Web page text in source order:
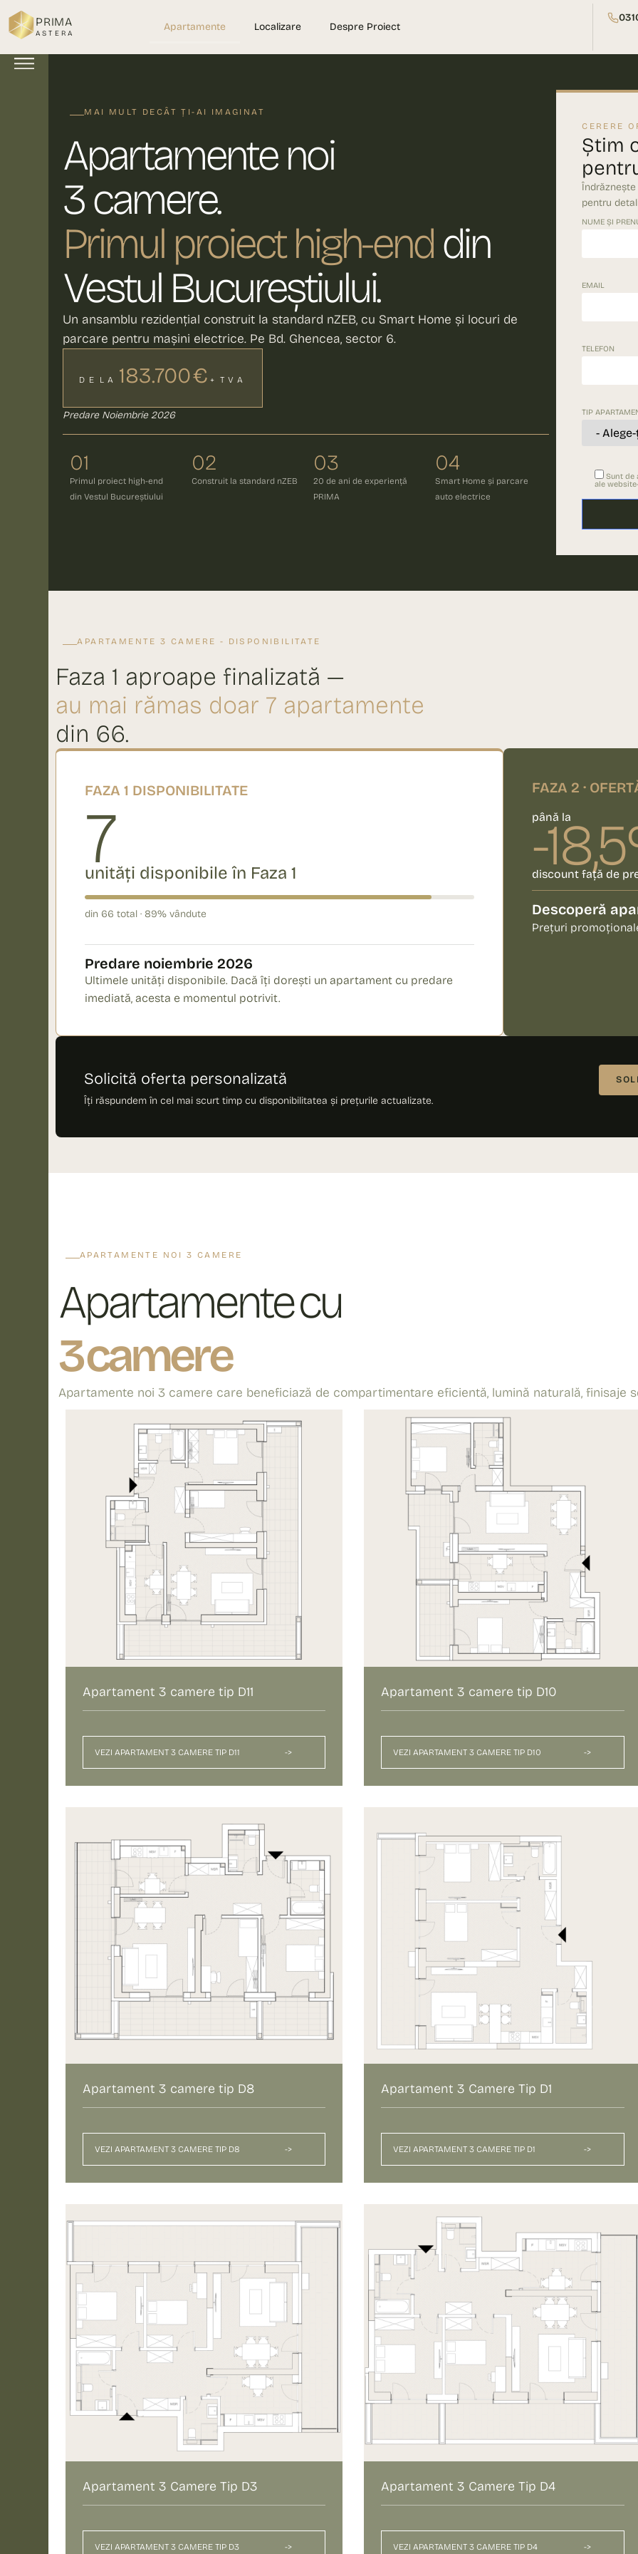
PRIMA
ASTERA
Apartamente Localizare Despre Proiect
MAI MULT DECÂT ȚI-AI IMAGINAT
Apartamente noi
3 camere.
Primul proiect high-enddin
Vestul Bucureștiului.
Un ansamblu rezidențial construit la standard nZEB, cu Smart Home și locuri de
parcare pentru mașini electrice. Pe Bd. Ghencea, sector 6.
DE LA 183.700 € + TVA
Predare Noiembrie 2026
01
Primul proiect high-end
din Vestul Bucureștiului
02
Construit la standard nZEB
03
20 de ani de experiență
PRIMA
04
Smart Home și parcare
auto electrice
CERERE
Știm
pentru
NUME ȘI
EMAIL
TELEFON
TIP
Sunt de
ale
APARTAMENTE 3 CAMERE - DISPONIBILITATE
Faza 1 aproape finalizată —
au mai rămas doar 7 apartamente
din 66.
FAZA 1 DISPONIBILITATE
7
unități disponibile în Faza 1​
din 66 total · 89% vândute
Predare noiembrie 2026
Ultimele unități disponibile. Dacă îți dorești un apartament cu predare
imediată, acesta e momentul potrivit.
FAZA 2 ·
până la
-
discount față de
Descoperă
Prețuri
Solicită oferta personalizată
Îți răspundem în cel mai scurt timp cu disponibilitatea și prețurile actualizate.
APARTAMENTE NOI 3 CAMERE
Apartamente cu
3 camere
Apartamente noi 3 camere care beneficiază de compartimentare eficientă, lumină naturală, finisaje
Apartament 3 camere tip D11
VEZI APARTAMENT 3 CAMERE TIP D11 ->
Apartament 3 camere tip D10
VEZI APARTAMENT 3 CAMERE TIP D10 ->
Apartament 3 camere tip D8
VEZI APARTAMENT 3 CAMERE TIP D8 ->
Apartament 3 Camere Tip D1
VEZI APARTAMENT 3 CAMERE TIP D1 ->
Apartament 3 Camere Tip D3
VEZI APARTAMENT 3 CAMERE TIP D3 ->
Apartament 3 Camere Tip D4
VEZI APARTAMENT 3 CAMERE TIP D4 ->